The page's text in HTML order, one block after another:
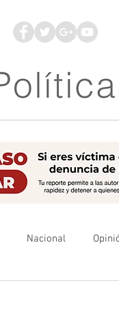
Nacional